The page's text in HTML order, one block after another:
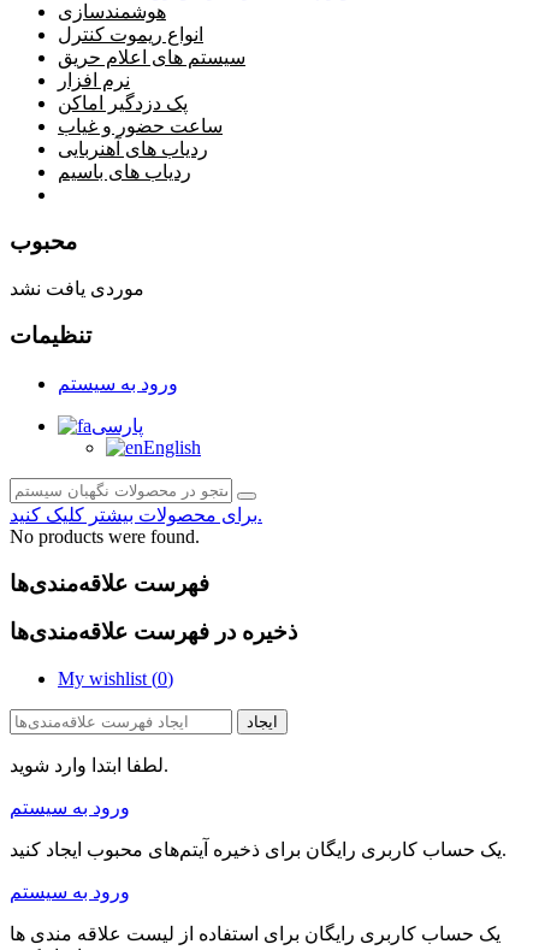
هوشمندسازی
انواع ریموت کنترل
سیستم های اعلام حریق
نرم افزار
پک دزدگیر اماکن
ساعت حضور و غیاب
ردیاب های آهنربایی
ردیاب های باسیم
محبوب
موردی یافت نشد
تنظیمات
ورود به سیستم
پارسی
English
برای محصولات بیشتر کلیک کنید.
No products were found.
فهرست علاقه‌مندی‌ها
ذخیره در فهرست علاقه‌مندی‌ها
My wishlist (0)
ایجاد
لطفا ابتدا وارد شوید.
ورود به سیستم
یک حساب کاربری رایگان برای ذخیره آیتم‌های محبوب ایجاد کنید.
ورود به سیستم
یک حساب کاربری رایگان برای استفاده از لیست علاقه مندی ها